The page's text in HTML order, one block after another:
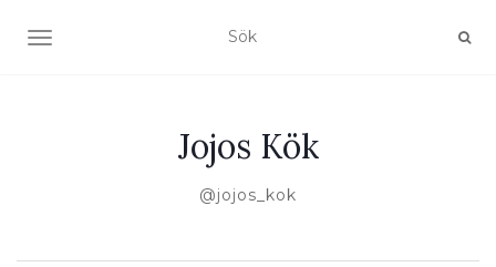
SLÅ PÅ/AV NAVIGERING
Jojos Kök
@jojos_kok